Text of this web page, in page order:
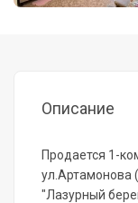
Описание
Продается 1-
ул.Артамонова
"Лазурный